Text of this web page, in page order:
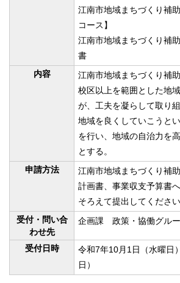
江南市地域まちづくり補
コース】
江南市地域まちづくり補
書
内容
江南市地域まちづくり補
校区以上を範囲とした地
が、工夫を凝らして取り
地域を良くしていこうと
を行い、地域の自治力を
とする。
申請方法
江南市地域まちづくり補
計画書、事業収支予算書
そろえて提出してください
受付・問い合
わせ先
企画課 政策・協働グルー
受付日時
令和7年10月1日（水曜日
日）